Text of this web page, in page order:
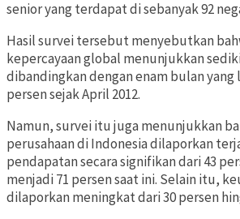
senior yang terdapat di sebanyak 92
Hasil survei tersebut menyebutkan
kepercayaan global menunjukkan
dibandingkan dengan enam bulan
persen sejak April 2012.
Namun, survei itu juga menunjukkan
perusahaan di Indonesia dilaporkan
pendapatan secara signifikan dari 43
menjadi 71 persen saat ini. Selain itu,
dilaporkan meningkat dari 30 persen